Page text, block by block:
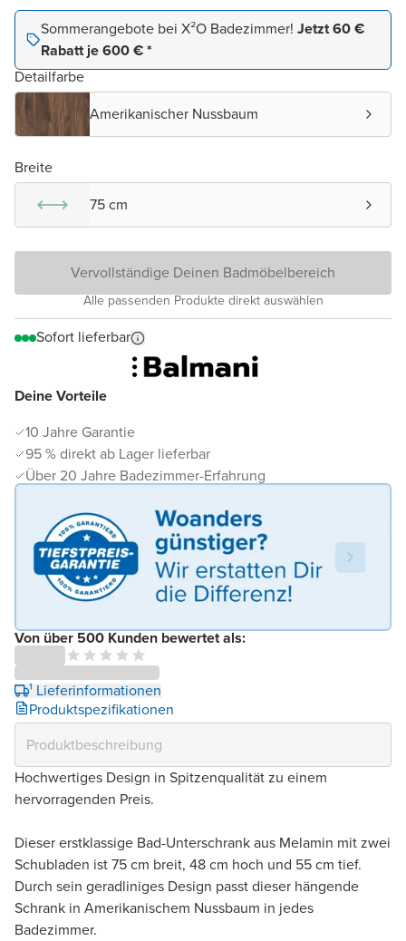
Deine Vorteile
10 Jahre Garantie
95 % direkt ab Lager lieferbar
Über 20 Jahre Badezimmer-Erfahrung
Von über 500 Kunden bewertet als:
¹ Lieferinformationen
Produktspezifikationen
Sommerangebote bei X²O Badezimmer! Jetzt 60 €
Rabatt je 600 € *
Detailfarbe
Amerikanischer Nussbaum
Breite
75 cm
Vervollständige Deinen Badmöbelbereich
Alle passenden Produkte direkt auswählen
Sofort lieferbar
Hochwertiges Design in Spitzenqualität zu einem
hervorragenden Preis.
Dieser erstklassige Bad-Unterschrank aus Melamin mit zwei
Schubladen ist 75 cm breit, 48 cm hoch und 55 cm tief.
Durch sein geradliniges Design passt dieser hängende
Schrank in Amerikanischem Nussbaum in jedes
Badezimmer.